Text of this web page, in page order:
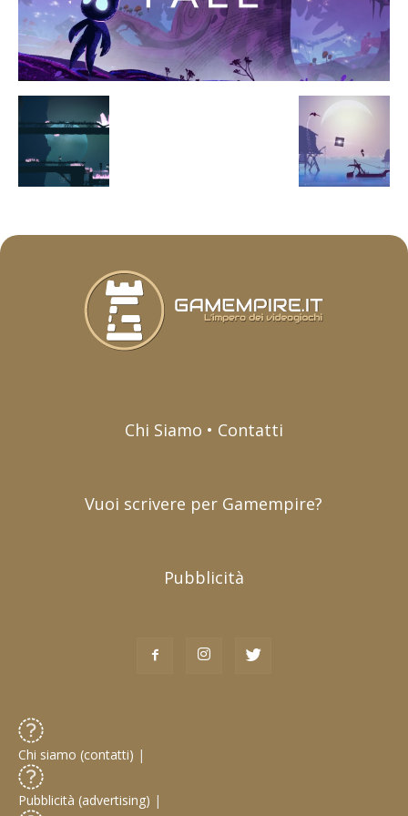
Chi Siamo • Contatti
Vuoi scrivere per Gamempire?
Pubblicità
Chi siamo (contatti) |
Pubblicità (advertising) |